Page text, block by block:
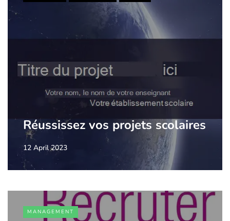
Réussissez vos projets scolaires
12 April 2023
MANAGEMENT